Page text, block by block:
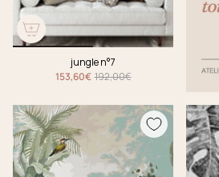
jungle n°7
153,60€ 192,00€